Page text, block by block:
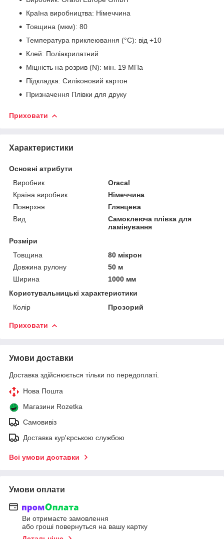
Країна виробництва: Німеччина
Товщина (мкм): 80
Температура приклеювання (°С): від +10
Клей: Поліакрилатний
Міцність на розрив (N): мін. 19 МПа
Підкладка: Силіконовий картон
Призначення Плівки для друку
Приховати
Характеристики
Основні атрибути
Виробник
Oracal
Країна виробник
Німеччина
Поверхня
Глянцева
Вид
Самоклеюча плівка для
ламінування
Розміри
Товщина
80 мікрон
Довжина рулону
50 м
Ширина
1000 мм
Користувальницькі характеристики
Колір
Прозорий
Приховати
Умови доставки
Доставка здійснюється тільки по передоплаті.
Нова Пошта
Магазини Rozetka
Самовивіз
Доставка кур'єрською службою
Всі умови доставки
Умови оплати
Ви отримаєте замовлення
або гроші повернуться на вашу картку